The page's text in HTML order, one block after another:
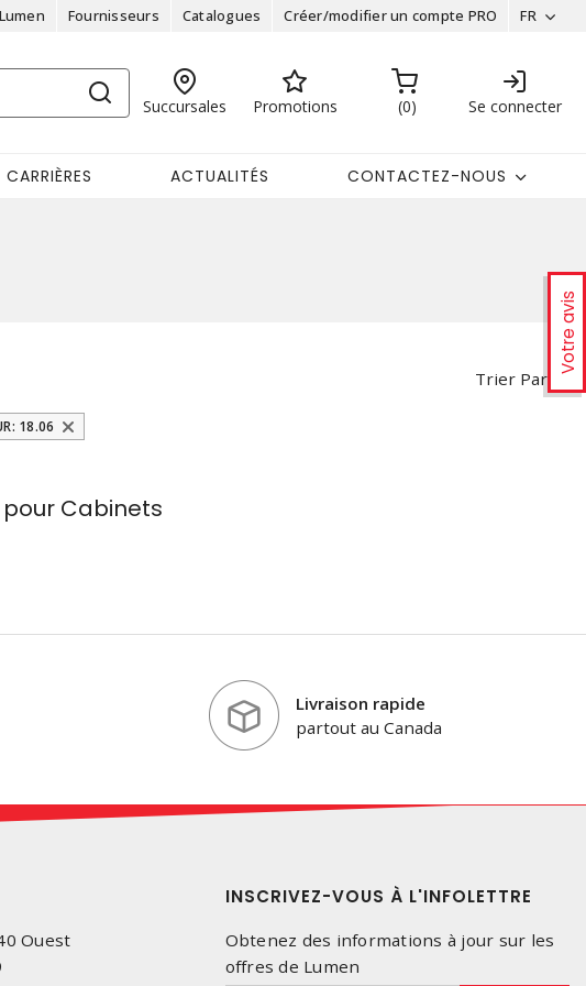
Fournisseurs Catalogues Créer/modifier un compte PRO FR
Succursales Promotions 0 Se connecter
CARRIÈRES ACTUALITÉS CONTACTEZ-NOUS
Votre avis
Trier Par
18.06
Cabinets
Livraison rapide
partout au Canada
Ouest
INSCRIVEZ-VOUS À L'INFOLETTRE
Obtenez des informations à jour sur les
offres de Lumen